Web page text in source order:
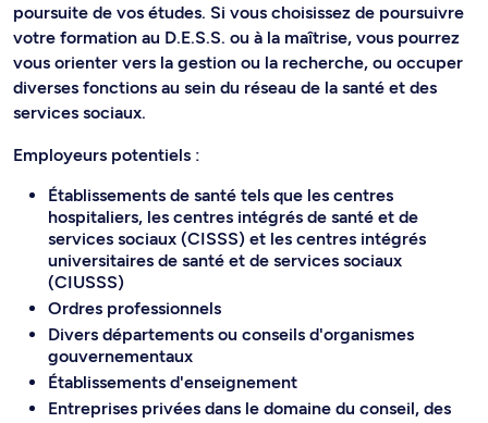
poursuite de vos études. Si vous choisissez de poursuivre
votre formation au D.E.S.S. ou à la maîtrise, vous pourrez
vous orienter vers la gestion ou la recherche, ou occuper
diverses fonctions au sein du réseau de la santé et des
services sociaux.
Employeurs potentiels :
Établissements de santé tels que les centres
hospitaliers, les centres intégrés de santé et de
services sociaux (CISSS) et les centres intégrés
universitaires de santé et de services sociaux
(CIUSSS)
Ordres professionnels
Divers départements ou conseils d'organismes
gouvernementaux
Établissements d'enseignement
Entreprises privées dans le domaine du conseil, des